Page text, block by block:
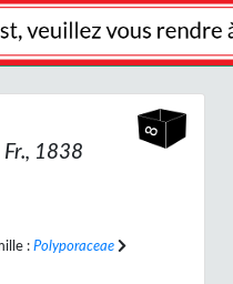
Fr., 1838
: Polyporaceae